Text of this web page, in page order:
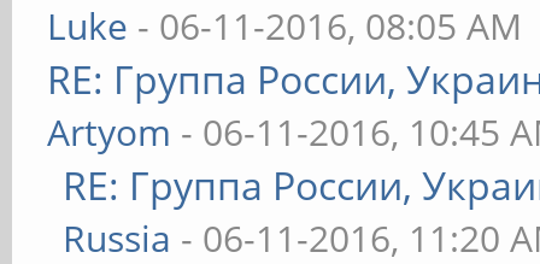
Luke - 06-11-2016, 08:05 AM
RE: Группа России,
Artyom - 06-11-2016, 10:45
RE: Группа России,
Russia - 06-11-2016, 11:20